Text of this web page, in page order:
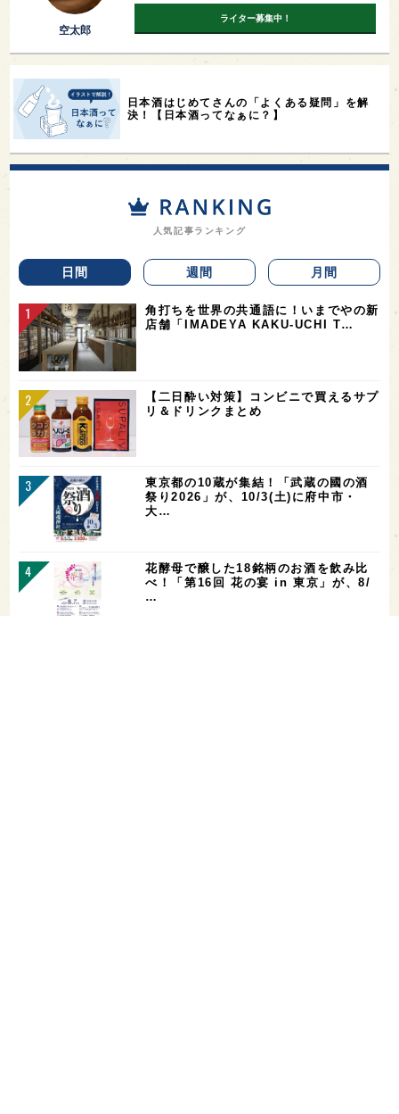
空太郎
ライター募集中！
日本酒はじめてさんの「よくある疑問」を解
決！【日本酒ってなぁに？】
人気記事ランキング
日間 週間 月間
角打ちを世界の共通語に！いまでやの新
店舗「IMADEYA KAKU-UCHI T…
【二日酔い対策】コンビニで買えるサプ
リ＆ドリンクまとめ
東京都の10蔵が集結！「武蔵の國の酒
祭り2026」が、10/3(土)に府中市・
大…
花酵母で醸した18銘柄のお酒を飲み比
べ！「第16回 花の宴 in 東京」が、8/
…